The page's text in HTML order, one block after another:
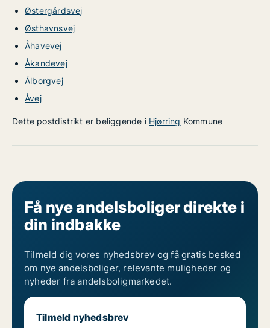
Østergårdsvej
Østhavnsvej
Åhavevej
Åkandevej
Ålborgvej
Åvej
Dette postdistrikt er beliggende i Hjørring Kommune
Få nye andelsboliger direkte i
din indbakke
Tilmeld dig vores nyhedsbrev og få gratis besked
om nye andelsboliger, relevante muligheder og
nyheder fra andelsboligmarkedet.
Tilmeld nyhedsbrev